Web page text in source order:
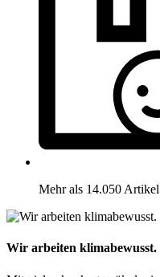
Mehr als 14.050 Artikel
Wir arbeiten klimabewusst.